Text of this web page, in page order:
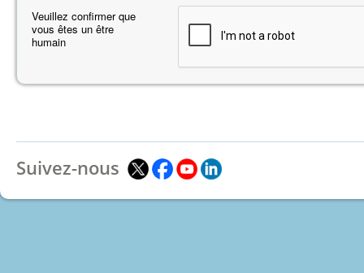
Veuillez confirmer que
vous êtes un être
humain
Suivez-nous